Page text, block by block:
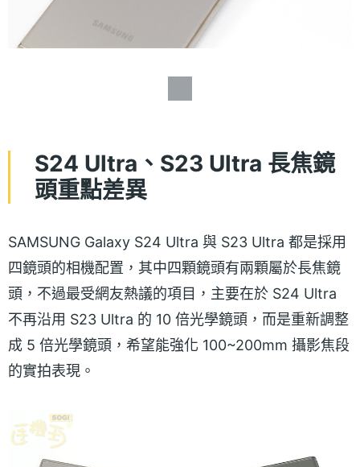
S24 Ultra、S23 Ultra 長焦鏡
頭重點差異
SAMSUNG Galaxy S24 Ultra 與 S23 Ultra 都是採用
四鏡頭的相機配置，其中四顆鏡頭有兩顆屬於長焦鏡
頭，不過最受網友熱議的項目，主要在於 S24 Ultra
不再沿用 S23 Ultra 的 10 倍光學鏡頭，而是重新調整
成 5 倍光學鏡頭，希望能強化 100~200mm 攝影焦段
的實拍表現。